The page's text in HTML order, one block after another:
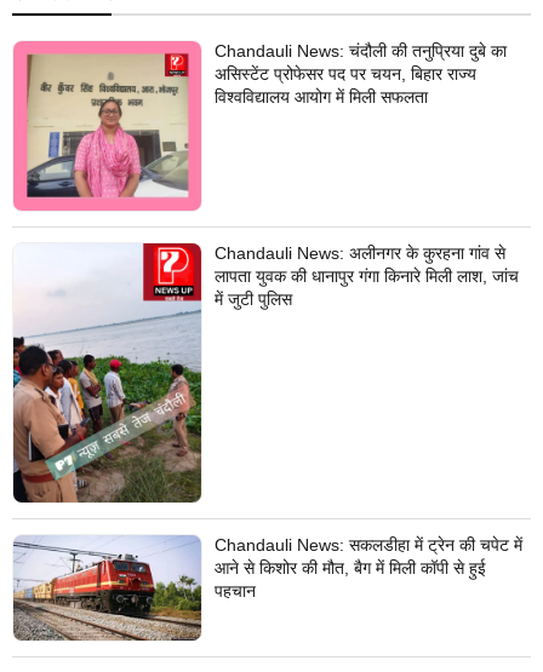
Chandauli News: चंदौली की तनुप्रिया दुबे का
असिस्टेंट प्रोफेसर पद पर चयन, बिहार राज्य
विश्वविद्यालय आयोग में मिली सफलता
Chandauli News: अलीनगर के कुरहना गांव से
लापता युवक की धानापुर गंगा किनारे मिली लाश, जांच
में जुटी पुलिस
Chandauli News: सकलडीहा में ट्रेन की चपेट में
आने से किशोर की मौत, बैग में मिली कॉपी से हुई
पहचान